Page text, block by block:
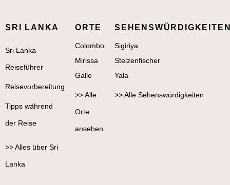
SRI LANKA
Sri Lanka
Reiseführer
Reisevorbereitung
Tipps während
der Reise
>> Alles über Sri
Lanka
ORTE
Colombo
Mirissa
Galle
>> Alle
Orte
ansehen
Sigiriya
Stelzenfischer
Yala
>> Alle Sehenswürdigkeiten